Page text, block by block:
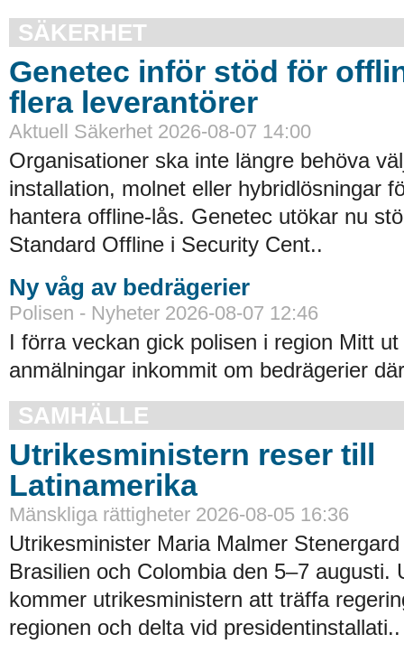
SÄKERHET
Genetec inför stöd för
flera leverantörer
Aktuell Säkerhet 2026-08-07 14:00
Organisationer ska inte längre behöva
installation, molnet eller hybridlösningar
hantera offline-lås. Genetec utökar nu
Standard Offline i Security Cent..
Ny våg av bedrägerier
Polisen - Nyheter 2026-08-07 12:46
I förra veckan gick polisen i region Mitt
anmälningar inkommit om bedrägerier
SAMHÄLLE
Utrikesministern reser till
Latinamerika
Mänskliga rättigheter 2026-08-05 16:36
Utrikesminister Maria Malmer
Brasilien och Colombia den 5–7 augusti.
kommer utrikesministern att träffa
regionen och delta vid presidentinstallati..